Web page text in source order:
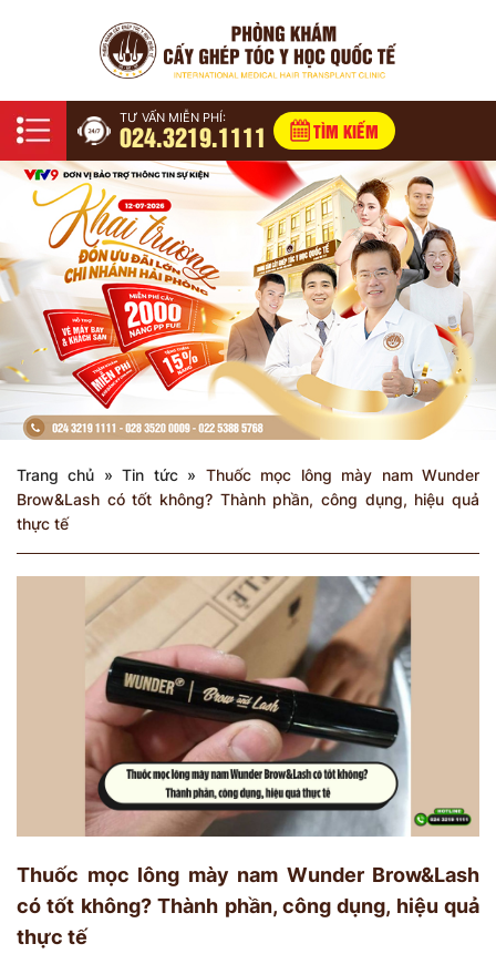
TƯ VẤN MIỄN PHÍ:
024.3219.1111 TÌM KIẾM
Trang chủ »Tin tức» Thuốc mọc lông mày nam Wunder
Brow&Lash có tốt không? Thành phần, công dụng, hiệu quả
thực tế
Thuốc mọc lông mày nam Wunder Brow&Lash
có tốt không? Thành phần, công dụng, hiệu quả
thực tế